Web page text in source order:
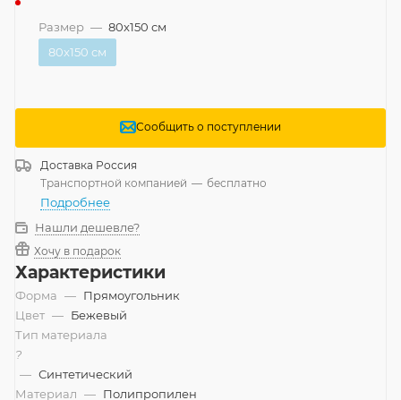
Размер — 80x150 см
80x150 см
Сообщить о поступлении
Доставка Россия
Транспортной компанией — бесплатно
Подробнее
Нашли дешевле?
Хочу в подарок
Характеристики
Форма — Прямоугольник
Цвет — Бежевый
Тип материала
?
— Синтетический
Материал — Полипропилен